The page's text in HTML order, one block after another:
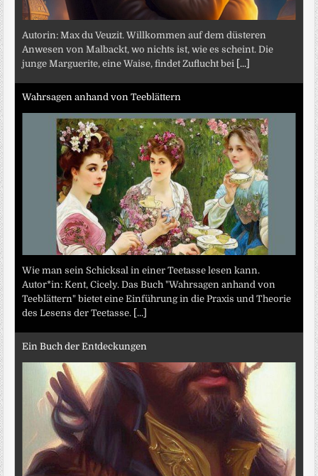
Autorin: Max du Veuzit. Willkommen auf dem düsteren
Anwesen von Malbackt, wo nichts ist, wie es scheint. Die
junge Marguerite, eine Waise, findet Zuflucht bei [...]
Wahrsagen anhand von Teeblättern
Wie man sein Schicksal in einer Teetasse lesen kann.
Autor*in: Kent, Cicely. Das Buch "Wahrsagen anhand von
Teeblättern" bietet eine Einführung in die Praxis und Theorie
des Lesens der Teetasse. [...]
Ein Buch der Entdeckungen